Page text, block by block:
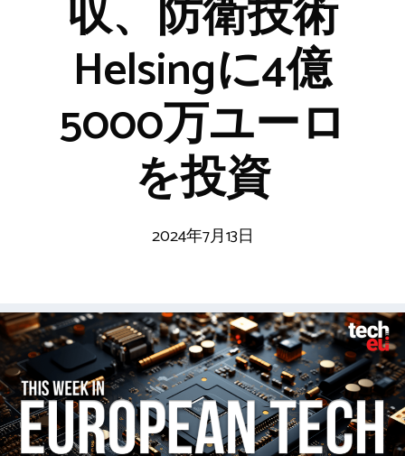
収、防衛技術
Helsingに4億
5000万ユーロ
を投資
2024年7月13日